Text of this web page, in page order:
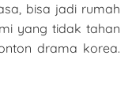
bisa jadi rumah
yang tidak tahan
drama korea.